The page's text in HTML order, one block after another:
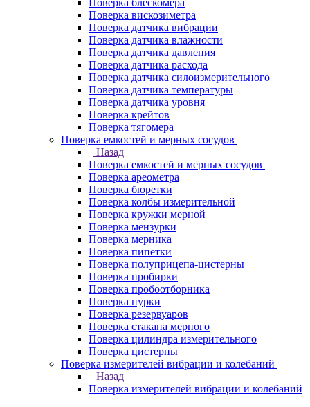
Поверка блескомера
Поверка вискозиметра
Поверка датчика вибрации
Поверка датчика влажности
Поверка датчика давления
Поверка датчика расхода
Поверка датчика силоизмерительного
Поверка датчика температуры
Поверка датчика уровня
Поверка крейтов
Поверка тягомера
Поверка емкостей и мерных сосудов
Назад
Поверка емкостей и мерных сосудов
Поверка ареометра
Поверка бюретки
Поверка колбы измерительной
Поверка кружки мерной
Поверка мензурки
Поверка мерника
Поверка пипетки
Поверка полуприцепа-цистерны
Поверка пробирки
Поверка пробоотборника
Поверка пурки
Поверка резервуаров
Поверка стакана мерного
Поверка цилиндра измерительного
Поверка цистерны
Поверка измерителей вибрации и колебаний
Назад
Поверка измерителей вибрации и колебаний